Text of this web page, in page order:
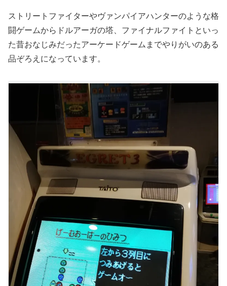
ストリートファイターやヴァンパイアハンターのような格
闘ゲームからドルアーガの塔、ファイナルファイトといっ
た昔おなじみだったアーケードゲームまでやりがいのある
品ぞろえになっています。